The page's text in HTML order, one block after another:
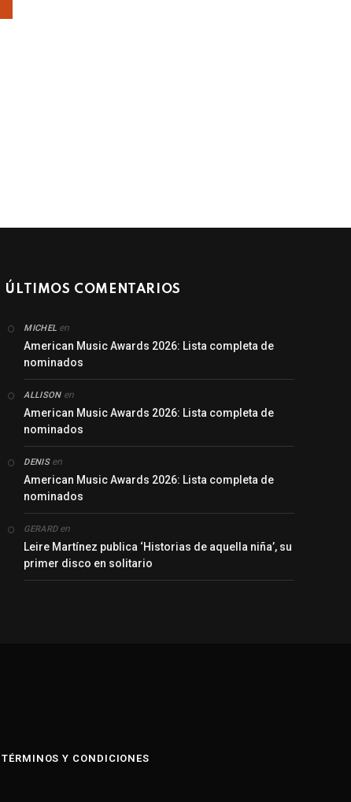
ÚLTIMOS COMENTARIOS
MICHEL en
American Music Awards 2026: Lista completa de
nominados
ALLISONen
American Music Awards 2026: Lista completa de
nominados
DENISen
American Music Awards 2026: Lista completa de
nominados
GERARDen
Leire Martínez publica ‘Historias de aquella niña’, su
primer disco en solitario
TÉRMINOS Y CONDICIONES